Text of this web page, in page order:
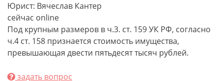
Юрист: Вячеслав Кантер
сейчас online
Под крупным размеров в ч.3. ст. 159 УК РФ, согласно
ч.4 ст. 158 признается стоимость имущества,
превышающая двести пятьдесят тысяч рублей.
задать вопрос